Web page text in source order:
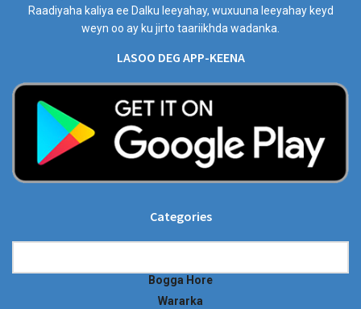
Raadiyaha kaliya ee Dalku leeyahay, wuxuuna leeyahay keyd
weyn oo ay ku jirto taariikhda wadanka.
LASOO DEG APP-KEENA
Categories
Bogga Hore
Wararka